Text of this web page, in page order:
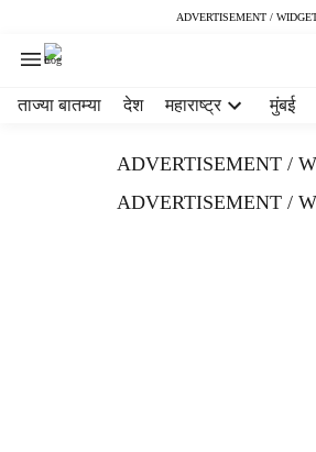
ADVERTISEMENT /
ताज्या बातम्या देश महाराष्ट्र मुंबई
ADVERTISEMENT /
ADVERTISEMENT /